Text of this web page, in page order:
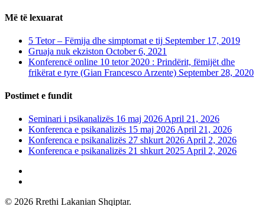
Më të lexuarat
5 Tetor – Fëmija dhe simptomat e tij September 17, 2019
Gruaja nuk ekziston October 6, 2021
Konferencë online 10 tetor 2020 : Prindërit, fëmijët dhe
frikërat e tyre (Gian Francesco Arzente) September 28, 2020
Postimet e fundit
Seminari i psikanalizës 16 maj 2026April 21, 2026
Konferenca e psikanalizës 15 maj 2026April 21, 2026
Konferenca e psikanalizës 27 shkurt 2026April 2, 2026
Konferenca e psikanalizës 21 shkurt 2025April 2, 2026
© 2026 Rrethi Lakanian Shqiptar.